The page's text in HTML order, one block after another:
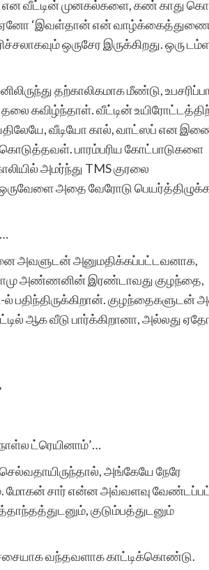
என வீட்டின் முனகல்களை, கண் காது
ஏனோ ‘இவள்தான் என்
ஒருசேர இருக்கிறது. ஒரு
தற்காலிகமாக மீண்டு,
கவிழ்ந்தாள். வீட்டின்
வீடியோ கால், வாட்ஸப் என
பாரம்பரிய கோட்பாடுகளை
அமர்ந்து TMS குரலை
ஒருவேளை அதை வேரோடு
என்னை அவளுடன் அனுமதிக்கப்பட்டவனாக,
ராமு அண்ணனின் இரண்டாவது குழந்தை,
ல் பதிந்திருக்கிறான்.
ஆக வீடு பார்க்கிறானா, அல்லது
ட்ரெயினாம்’…
அங்கேயே நேரே
மோகன் சார் என்ன அவ்வளவு
குடும்பத்துடனும்
வந்தவளாக காட்டிக்கொண்டு.
பேர் படிக்கிறார்கள்
ஆச்சர்யமாக
கதைகளை
படிக்கிறார்கள்
கண்டேன்.